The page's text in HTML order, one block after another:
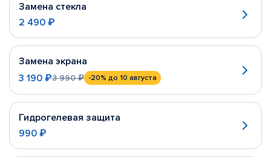
Замена стекла
2 490 ₽
Замена экрана
3 190 ₽3 990 ₽ -20% до 10 августа
Гидрогелевая защита
990 ₽